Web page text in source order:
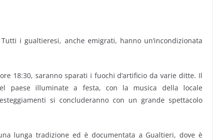
i gualtieresi, anche emigrati, hanno un’incondizionata
18:30, saranno sparati i fuochi d’artificio da varie ditte. Il
paese illuminate a festa, con la musica della locale
si concluderanno con un grande spettacolo
lunga tradizione ed è documentata a Gualtieri, dove è